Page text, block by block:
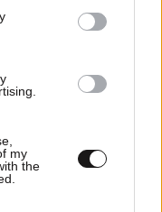
my
the
στη Δανία
για